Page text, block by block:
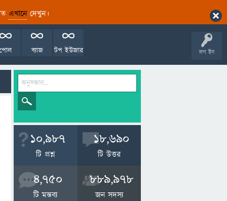
এখানেদেখুন।
লগ ইন
টপ ইউজার
ব্যাজ
পোল
10,987
টি প্রশ্ন
18,690
টি উত্তর
4,750
টি মন্তব্য
889,978
জন সদস্য